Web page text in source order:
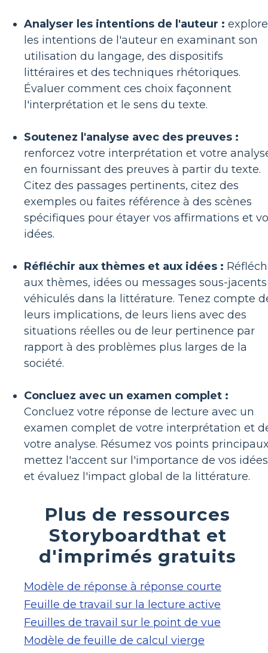
Analyser les intentions de l'auteur :
les intentions de l'auteur en examinant son
utilisation du langage, des dispositifs
littéraires et des techniques rhétoriques.
Évaluer comment ces choix façonnent
l'interprétation et le sens du texte.
Soutenez l'analyse avec des preuves :
renforcez votre interprétation et votre
en fournissant des preuves à partir du texte.
Citez des passages pertinents, citez des
exemples ou faites référence à des scènes
spécifiques pour étayer vos affirmations et
idées.
Réfléchir aux thèmes et aux idées :
aux thèmes, idées ou messages sous-jacents
véhiculés dans la littérature. Tenez compte
leurs implications, de leurs liens avec des
situations réelles ou de leur pertinence par
rapport à des problèmes plus larges de la
société.
Concluez avec un examen complet :
Concluez votre réponse de lecture avec un
examen complet de votre interprétation et
votre analyse. Résumez vos points
mettez l'accent sur l'importance de vos idées
et évaluez l'impact global de la littérature.
Plus de ressources
Storyboardthat et
d'imprimés gratuits
Modèle de réponse à réponse courte
Feuille de travail sur la lecture active
Feuilles de travail sur le point de vue
Modèle de feuille de calcul vierge